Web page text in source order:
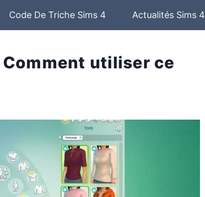
Code De Triche Sims 4 Actualités Sims 4
Comment utiliser ce